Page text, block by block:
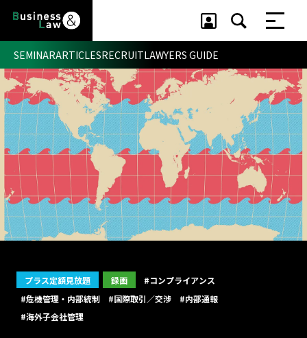
セミナー ・ 記事
セミナー
記事
リクルート
SEMINARARTICLESRECRUITLAWYERS GUIDE
プラス定額見放題 録画
#コンプライアンス
#危機管理・内部統制
#国際取引／交渉
#内部通報
#海外子会社管理